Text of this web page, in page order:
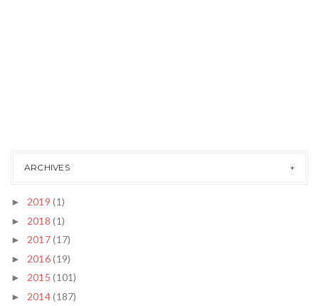
ARCHIVES
► 2019(1)
► 2018(1)
► 2017(17)
► 2016(19)
► 2015(101)
► 2014(187)